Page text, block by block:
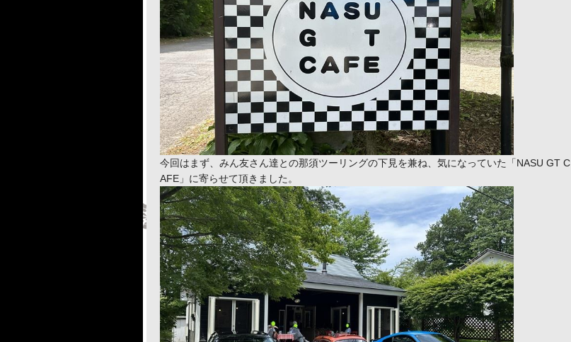
今回はまず、みん友さん達との那須ツーリングの下見を兼ね、気になっていた「NASU GT C
AFE」に寄らせて頂きました。